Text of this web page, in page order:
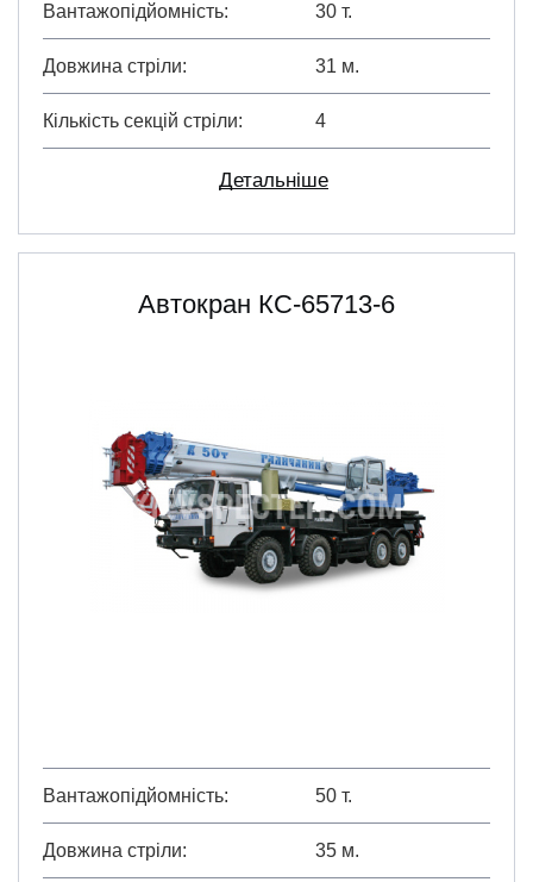
Вантажопідйомність 30 т.
Довжина стріли 31 м.
Кількість секцій стріли 4
Детальніше
Автокран КС-65713-6
Вантажопідйомність 50 т.
Довжина стріли 35 м.